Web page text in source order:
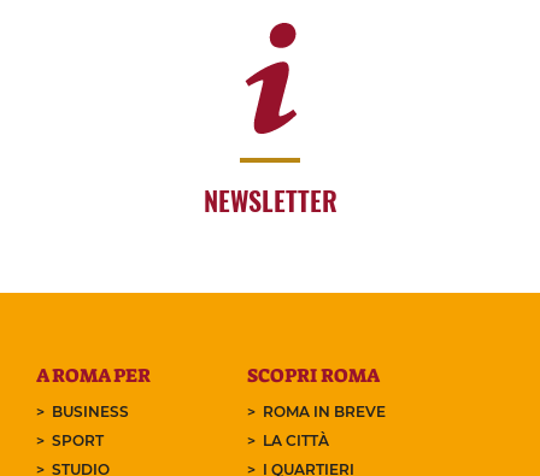
NEWSLETTER
A ROMA PER
BUSINESS
SPORT
STUDIO
SCOPRI ROMA
ROMA IN BREVE
LA CITTÀ
I QUARTIERI